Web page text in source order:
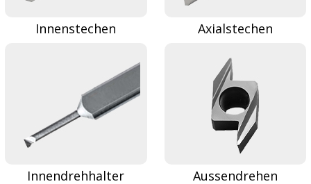
Innenstechen Axialstechen
Innendrehhalter Aussendrehen